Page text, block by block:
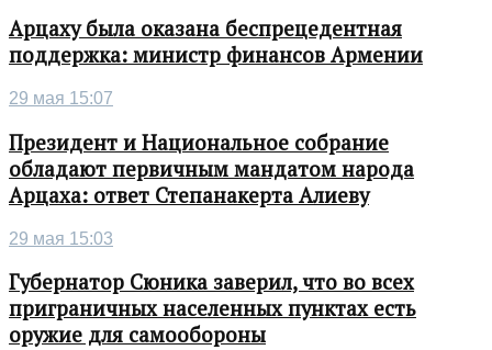
Арцаху была оказана беспрецедентная
поддержка: министр финансов Армении
29 мая 15:07
Президент и Национальное собрание
обладают первичным мандатом народа
Арцаха: ответ Степанакерта Алиеву
29 мая 15:03
Губернатор Сюника заверил, что во всех
приграничных населенных пунктах есть
оружие для самообороны